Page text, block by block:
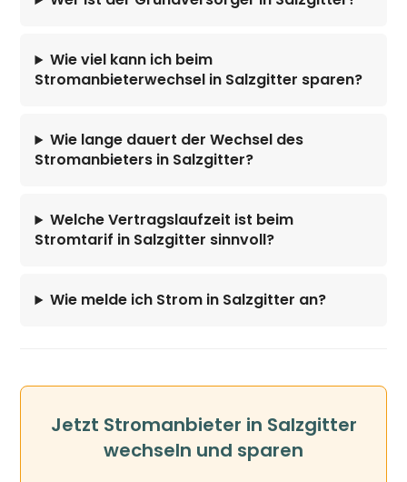
Wie viel kann ich beim
Stromanbieterwechsel in Salzgitter sparen?
Wie lange dauert der Wechsel des
Stromanbieters in Salzgitter?
Welche Vertragslaufzeit ist beim
Stromtarif in Salzgitter sinnvoll?
Wie melde ich Strom in Salzgitter an?
Jetzt Stromanbieter in Salzgitter
wechseln und sparen